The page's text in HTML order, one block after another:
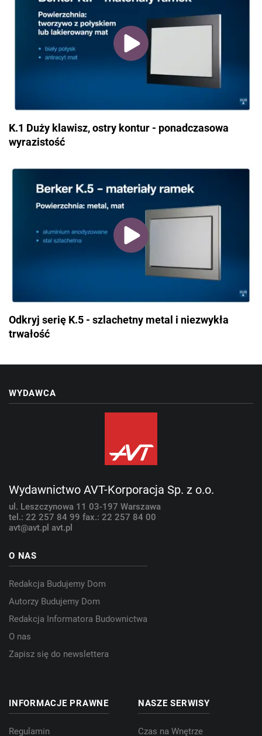
K.1 Duży klawisz, ostry kontur - ponadczasowa
wyrazistość
Odkryj serię K.5 - szlachetny metal i niezwykła
trwałość
WYDAWCA
Wydawnictwo AVT-Korporacja Sp. z o.o.
ul. Leszczynowa 11 03-197 Warszawa
tel.: 22 257 84 99 fax.: 22 257 84 00
avt@avt.pl avt.pl
O NAS
Redakcja Budujemy Dom
Autorzy Budujemy Dom
Redakcja Informatora Budownictwa
O nas
Zapisz się do newslettera
INFORMACJE PRAWNE
Regulamin
NASZE SERWISY
Czas na Wnętrze